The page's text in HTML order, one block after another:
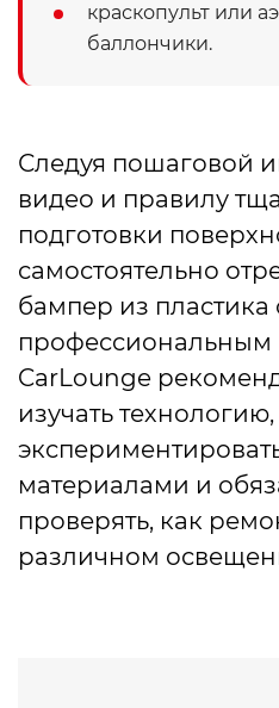
краскопульт или
баллончики.
Следуя пошаговой
видео и правилу
подготовки
самостоятельно
бампер из пластика
профессиональным
CarLounge
изучать технологию,
материалами и
проверять, как
различном